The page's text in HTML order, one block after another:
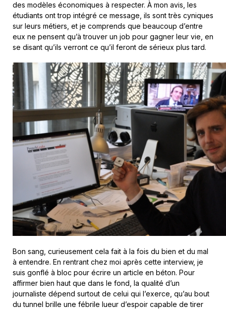
des modèles économiques à respecter. À mon avis, les
étudiants ont trop intégré ce message, ils sont très cyniques
sur leurs métiers, et je comprends que beaucoup d’entre
eux ne pensent qu’à trouver un job pour gagner leur vie, en
se disant qu’ils verront ce qu’il feront de sérieux plus tard.
Bon sang, curieusement cela fait à la fois du bien et du mal
à entendre. En rentrant chez moi après cette interview, je
suis gonflé à bloc pour écrire un article en béton. Pour
affirmer bien haut que dans le fond, la qualité d’un
journaliste dépend surtout de celui qui l’exerce, qu’au bout
du tunnel brille une fébrile lueur d’espoir capable de tirer